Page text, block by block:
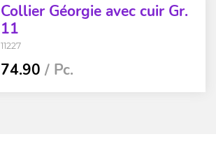
Collier Géorgie avec cuir Gr.
11
11227
74.90 / Pc.